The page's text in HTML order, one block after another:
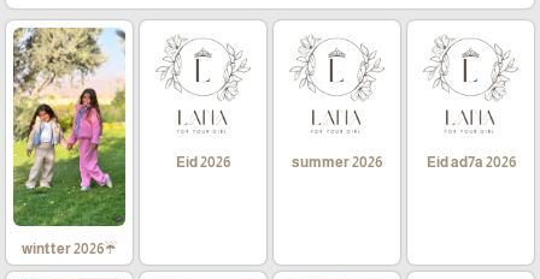
Eid ad7a 2026
summer 2026
Eid 2026
☔wintter 2026